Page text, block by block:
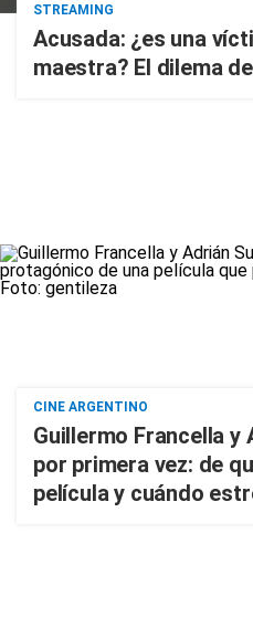
STREAMING
Acusada: ¿es una
maestra? El dilema
CINE ARGENTINO
Guillermo Francella y
por primera vez: de
película y cuándo